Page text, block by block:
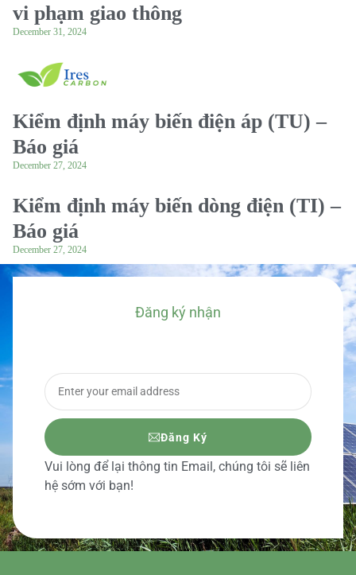
vi phạm giao thông
December 31, 2024
Kiểm định máy biến điện áp (TU) –
Báo giá
December 27, 2024
Kiểm định máy biến dòng điện (TI) –
Báo giá
December 27, 2024
Đăng ký nhận
Đăng Ký
Vui lòng để lại thông tin Email, chúng tôi sẽ liên
hệ sớm với bạn!